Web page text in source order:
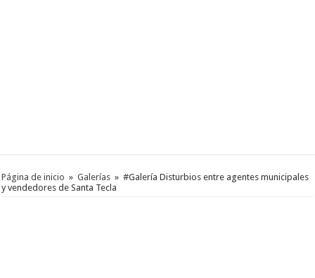
Página de inicio » Galerías » #Galería Disturbios entre agentes municipales
y vendedores de Santa Tecla